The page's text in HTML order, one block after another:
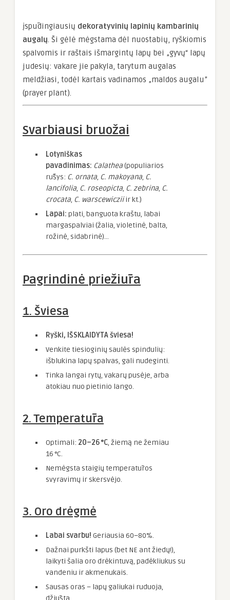
įspūdingiausių dekoratyvinių lapinių kambarinių
augalų. Ši gėlė mėgstama dėl nuostabių, ryškiomis
spalvomis ir raštais išmargintų lapų bei „gyvų“ lapų
judesių: vakare jie pakyla, tarytum augalas
meldžiasi, todėl kartais vadinamos „maldos augalu”
(prayer plant).
Svarbiausi bruožai
Lotyniškas
pavadinimas: Calathea(populiarios
rūšys: C. ornata, C. makoyana, C.
lancifolia, C. roseopicta, C. zebrina, C.
crocata, C. warscewicziiir kt.)
Lapai: plati, banguota kraštu, labai
margaspalviai (žalia, violetinė, balta,
rožinė, sidabrinė)…
Pagrindinė priežiūra
1. Šviesa
Ryški, IŠSKLAIDYTA šviesa!
Venkite tiesioginių saulės spindulių:
išblukina lapų spalvas, gali nudeginti.
Tinka langai rytų, vakarų pusėje, arba
atokiau nuo pietinio lango.
2. Temperatūra
Optimali: 20–26 °C, žiemą ne žemiau
16 °C.
Nemėgsta staigių temperatūros
svyravimų ir skersvėjo.
3. Oro drėgmė
Labai svarbu! Geriausia 60–80%.
Dažnai purkšti lapus (bet NE ant žiedų!),
laikyti šalia oro drėkintuvą, padėkliukus su
vandeniu ir akmenukais.
Sausas oras – lapų galiukai ruduoja,
džiūsta.